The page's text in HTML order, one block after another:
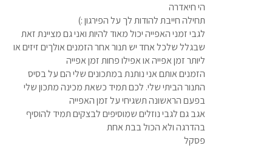
הי חיאדרה
תחילה חייבת להודות לך על הפירגון :)
לגבי זמני האפייה יכול מאוד להיות ואני גם מציינת זאת
שבגלל שלכל אחד יש תנור אחר הזמנים אולךים זיזים או
ליותר זמן אפייה או אפילו פחות זמן אפייה
הזמנים אותם אני נותנת במתכונים שלי הם על בסיס
התנור הביתי שלי. לכם תמיד כשאת מכינה מתכון שלי
בפעם הראשונה תשגיחי על זמן האפייה
אגב גם לגבי נוזלים שמוסיפים לבצקים תמיד להוסיף
בהדרגה ולא הכול בבת אחת
פסקל